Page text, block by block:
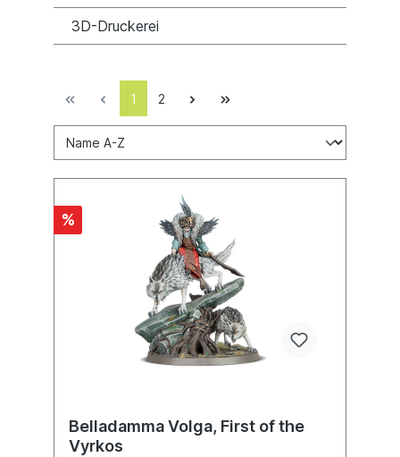
3D-Druckerei
1 2
%
Belladamma Volga, First of the
Vyrkos